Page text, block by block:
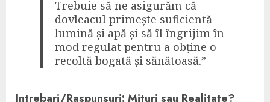
Trebuie să ne asigurăm că
dovleacul primește suficientă
lumină și apă și să îl îngrijim în
mod regulat pentru a obține o
recoltă bogată și sănătoasă.”
Intrebari/Raspunsuri: Mituri sau Realitate?